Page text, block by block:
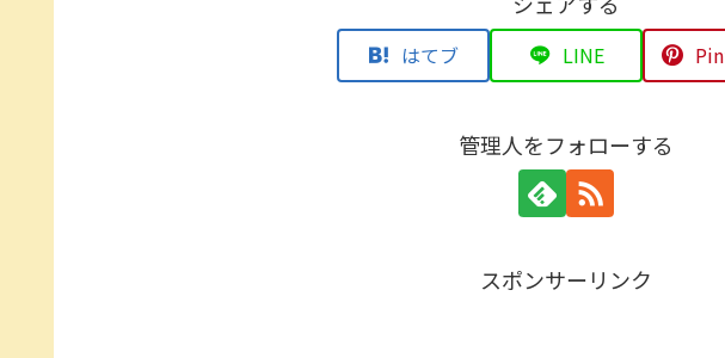
はてブ LINE
管理人をフォローする
スポンサーリンク